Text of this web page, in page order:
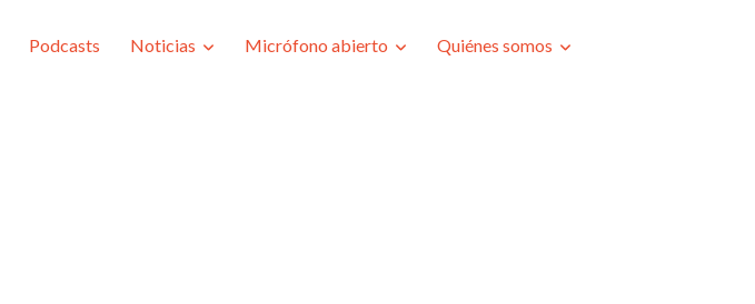
Podcasts Noticias Micrófono abierto Quiénes somos